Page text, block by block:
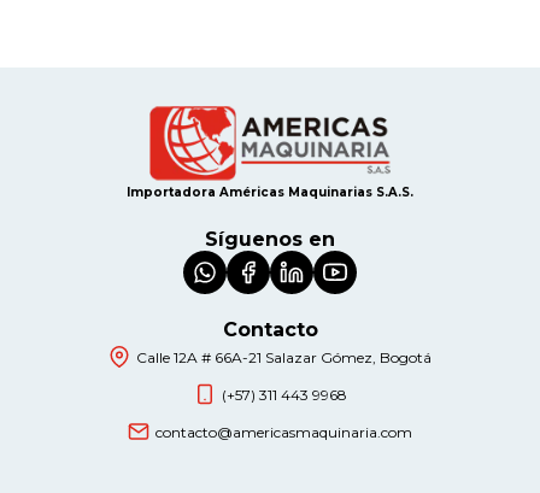
Importadora Américas Maquinarias S.A.S.
Síguenos en
Contacto
Calle 12A # 66A-21 Salazar Gómez, Bogotá
(+57) 311 443 9968
contacto@americasmaquinaria.com